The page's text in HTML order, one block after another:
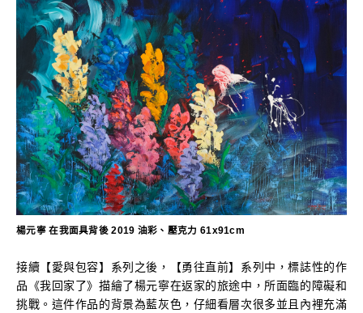
楊元寧 在我面具背後 2019 油彩、壓克力 61x91cm
接續【愛與包容】系列之後，【勇往直前】系列中，標誌性的作
品《我回家了》描繪了楊元寧在返家的旅途中，所面臨的障礙和
挑戰。這件作品的背景為藍灰色，仔細看層次很多並且內裡充滿